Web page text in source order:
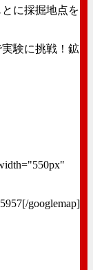
に採掘地点を
験に挑戦！鉱
googlemap]